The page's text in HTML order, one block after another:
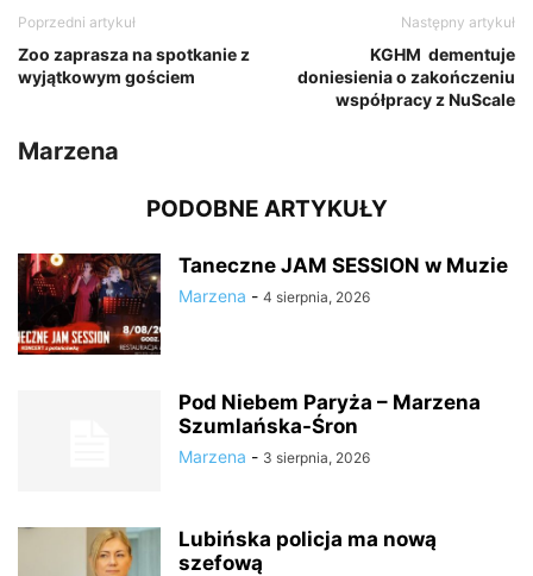
Poprzedni artykuł
Zoo zaprasza na spotkanie z
wyjątkowym gościem
Następny artykuł
KGHM dementuje
doniesienia o zakończeniu
współpracy z NuScale
Marzena
PODOBNE ARTYKUŁY
Taneczne JAM SESSION w Muzie
Marzena - 4 sierpnia, 2026
Pod Niebem Paryża – Marzena
Szumlańska-Śron
Marzena - 3 sierpnia, 2026
Lubińska policja ma nową
szefową